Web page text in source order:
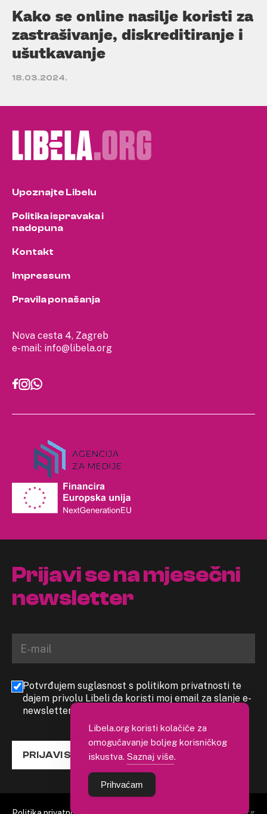
Kako se online nasilje koristi za
zastrašivanje, diskreditiranje i
ušutkavanje
18.03.2024.
Nova cesta 4, Zagreb
e-mail: info@libela.org
Upoznajte Libelu
Politika ispravaka i
nadopuna
Kontakt
Impressum
Pravila ponašanja
Prijavi se na mjesečni
newsletter
Potvrđujem suglasnost s politikom privatnosti te
dajem privolu Libeli da koristi moj email za slanje e-
newslettera
PRIJAVI SE
Libela.org koristi kolačiće za
omogućavanje boljeg korisničkog
iskustva. Saznaj više.
Prihvaćam